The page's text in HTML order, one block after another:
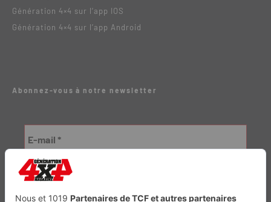
Génération 4×4 sur l’app IOS
Génération 4×4 sur l’app Android
Abonnez-vous à notre newsletter